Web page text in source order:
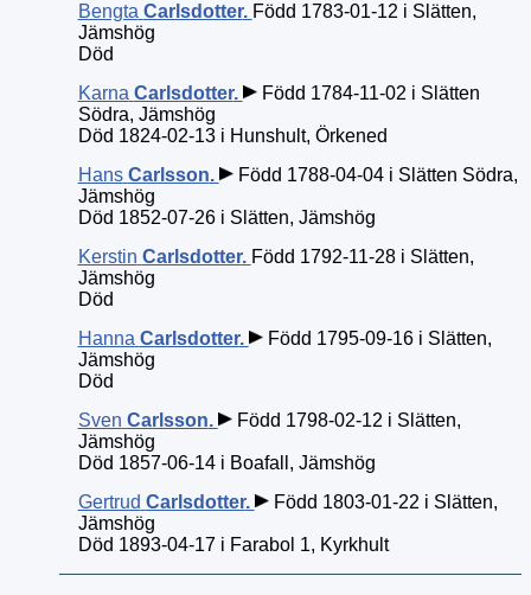
Bengta Carlsdotter. Född 1783-01-12 i Slätten,
Jämshög
Död
Karna Carlsdotter.
Född 1784-11-02 i Slätten
Södra, Jämshög
Död 1824-02-13 i Hunshult, Örkened
Hans Carlsson.
Född 1788-04-04 i Slätten Södra,
Jämshög
Död 1852-07-26 i Slätten, Jämshög
Kerstin Carlsdotter. Född 1792-11-28 i Slätten,
Jämshög
Död
Hanna Carlsdotter.
Född 1795-09-16 i Slätten,
Jämshög
Död
Sven Carlsson.
Född 1798-02-12 i Slätten,
Jämshög
Död 1857-06-14 i Boafall, Jämshög
Gertrud Carlsdotter.
Född 1803-01-22 i Slätten,
Jämshög
Död 1893-04-17 i Farabol 1, Kyrkhult